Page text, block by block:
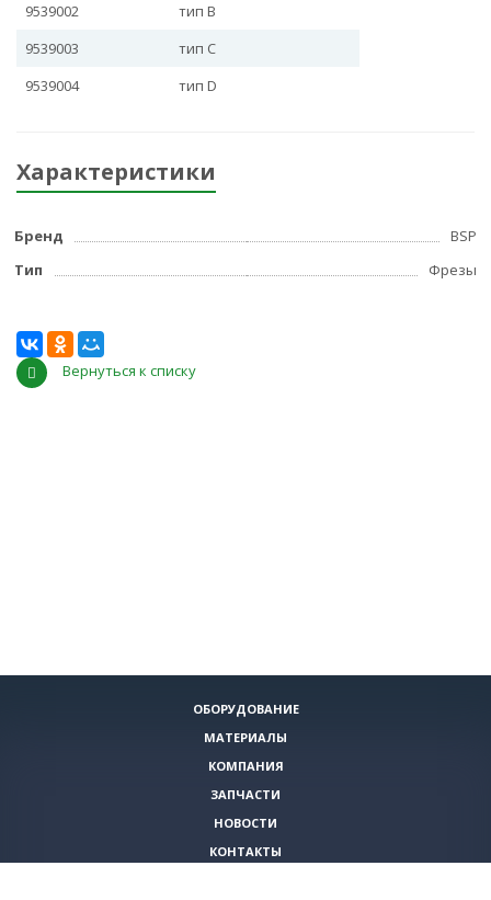
9539002
тип B
9539003
тип C
9539004
тип D
Характеристики
Бренд
BSP
Тип
Фрезы
Вернуться к списку
ОБОРУДОВАНИЕ
МАТЕРИАЛЫ
КОМПАНИЯ
ЗАПЧАСТИ
НОВОСТИ
КОНТАКТЫ